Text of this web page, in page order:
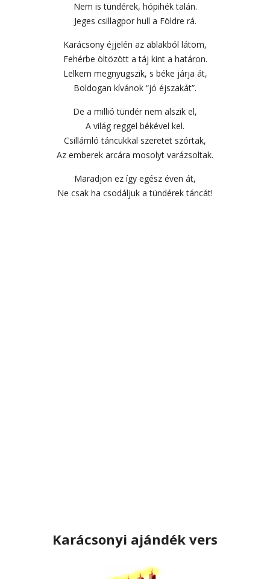
Nem is tündérek, hópihék talán.
Jeges csillagpor hull a Földre rá.
Karácsony éjjelén az ablakból látom,
Fehérbe öltözött a táj kint a határon.
Lelkem megnyugszik, s béke járja át,
Boldogan kívánok “jó éjszakát”.
De a millió tündér nem alszik el,
A világ reggel békével kel.
Csillámló táncukkal szeretet szórtak,
Az emberek arcára mosolyt varázsoltak.
Maradjon ez így egész éven át,
Ne csak ha csodáljuk a tündérek táncát!
Karácsonyi ajándék vers